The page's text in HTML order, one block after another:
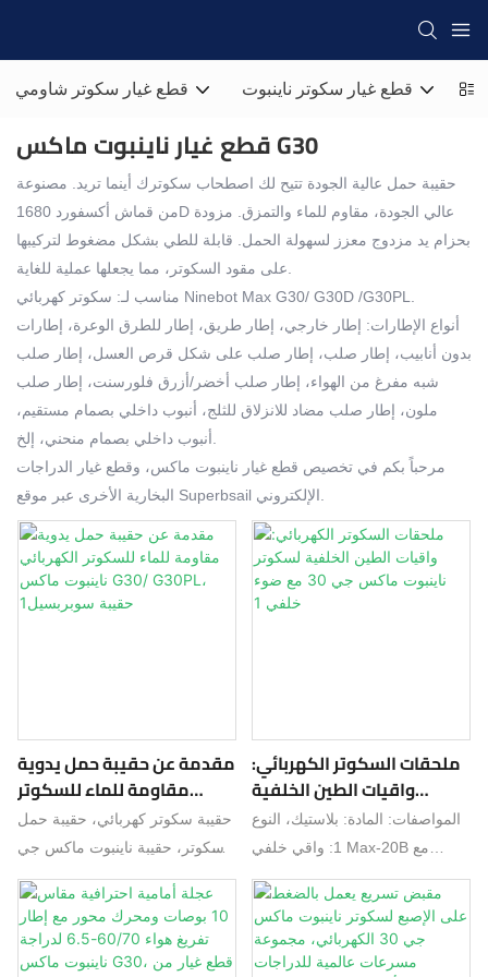
قطع غيار سكوتر شاومي قطع غيار سكوتر ناينبوت
قطع غيار ناينبوت ماكس G30
حقيبة حمل عالية الجودة تتيح لك اصطحاب سكوترك أينما تريد. مصنوعة
من قماش أكسفورد 1680D عالي الجودة، مقاوم للماء والتمزق. مزودة
بحزام يد مزدوج معزز لسهولة الحمل. قابلة للطي بشكل مضغوط لتركيبها
على مقود السكوتر، مما يجعلها عملية للغاية.
مناسب لـ: سكوتر كهربائي Ninebot Max G30/ G30D /G30PL.
أنواع الإطارات: إطار خارجي، إطار طريق، إطار للطرق الوعرة، إطارات
بدون أنابيب، إطار صلب، إطار صلب على شكل قرص العسل، إطار صلب
شبه مفرغ من الهواء، إطار صلب أخضر/أزرق فلورسنت، إطار صلب
ملون، إطار صلب مضاد للانزلاق للثلج، أنبوب داخلي بصمام مستقيم،
أنبوب داخلي بصمام منحني، إلخ.
مرحباً بكم في تخصيص قطع غيار ناينبوت ماكس، وقطع غيار الدراجات
البخارية الأخرى عبر موقع Superbsail الإلكتروني.
مقدمة عن حقيبة حمل يدوية
مقاومة للماء للسكوتر
الكهربائي ناينبوت ماكس
G30/ G30PL، حقيبة
سوبربسيل1
حقيبة سكوتر كهربائي، حقيبة حمل
سكوتر، حقيبة ناينبوت ماكس جي
30، حقيبة حمل يدوية للسكوتر.
مقدمة من Superbsail عن حقيبة
حمل يدوية مقاومة للماء للسكوتر
الكهربائي ناينبوت ماكس جي 30/
ملحقات السكوتر الكهربائي:
واقيات الطين الخلفية
لسكوتر ناينبوت ماكس جي
30 مع ضوء خلفي 1
المواصفات: المادة: بلاستيك، النوع
1: واقي خلفي Max-20B مع
خطاف، النوع 2: واقي خلفي Max-
20D مع خطاف + ضوء خلفي،
النوع 3: واقي خلفي Max-20E
الأصلي مع خطاف + ضوء خلفي،